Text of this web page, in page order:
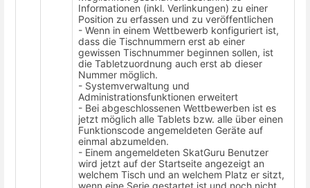
Informationen (inkl. Verlinkungen) zu einer
Position zu erfassen und zu veröffentlichen
- Wenn in einem Wettbewerb konfiguriert ist,
dass die Tischnummern erst ab einer
gewissen Tischnummer beginnen sollen, ist
die Tabletzuordnung auch erst ab dieser
Nummer möglich.
- Systemverwaltung und
Administrationsfunktionen erweitert
- Bei abgeschlossenen Wettbewerben ist es
jetzt möglich alle Tablets bzw. alle über einen
Funktionscode angemeldeten Geräte auf
einmal abzumelden.
- Einem angemeldeten SkatGuru Benutzer
wird jetzt auf der Startseite angezeigt an
welchem Tisch und an welchem Platz er sitzt,